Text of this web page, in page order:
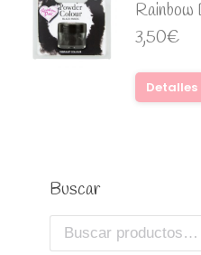
3,50€
Detalles
Buscar